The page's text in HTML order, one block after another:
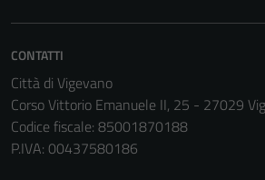
CONTATTI
Città di Vigevano
Corso Vittorio Emanuele II, 25 - 27029
Codice fiscale: 85001870188
P.IVA: 00437580186